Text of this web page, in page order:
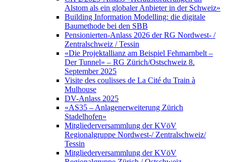
Alstom als ein globaler Anbieter in der Schweiz»
Building Information Modelling: die digitale
Baumethode bei den SBB
Pensionierten-Anlass 2026 der RG Nordwest- /
Zentralschweiz / Tessin
«Die Projektallianz am Beispiel Fehmarnbelt –
Der Tunnel» – RG Zürich/Ostschweiz 8.
September 2025
Visite des coulisses de La Cité du Train à
Mulhouse
DV-Anlass 2025
«AS35 – Anlagenerweiterung Zürich
Stadelhofen»
Mitgliederversammlung der KVöV
Regionalgruppe Nordwest-/ Zentralschweiz/
Tessin
Mitgliederversammlung der KVöV